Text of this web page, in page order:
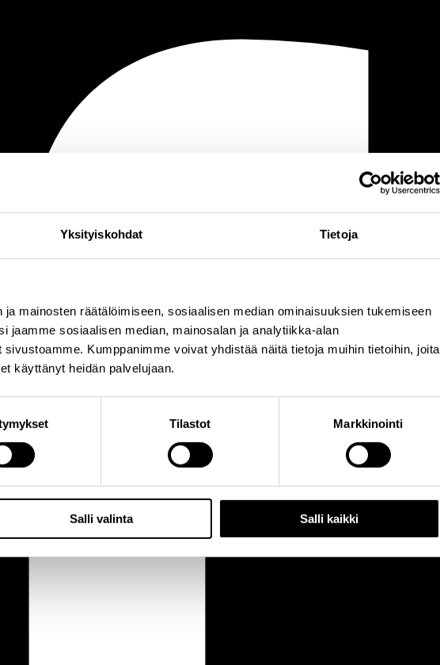
Yksityiskohdat Tietoja
mainosten räätälöimiseen, sosiaalisen median ominaisuuksien tukemiseen
jaamme sosiaalisen median, mainosalan ja analytiikka-alan
Kumppanimme voivat yhdistää näitä tietoja muihin tietoihin, joita
käyttänyt heidän palvelujaan.
Tilastot Markkinointi
Salli valinta Salli kaikki